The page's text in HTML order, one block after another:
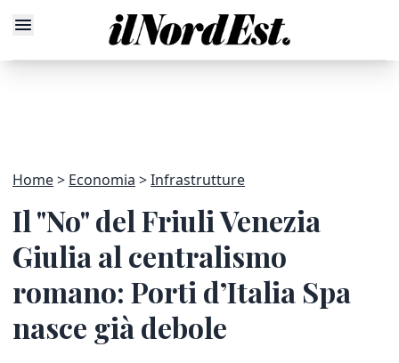
Home Economia Infrastrutture
Il "No" del Friuli Venezia
Giulia al centralismo
romano: Porti d’Italia Spa
nasce già debole